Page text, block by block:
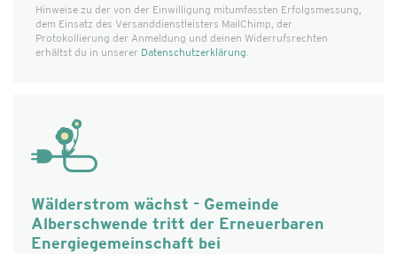
Hinweise zu der von der Einwilligung mitumfassten Erfolgs­messung,
dem Einsatz des Versanddienst­leisters MailChimp, der
Protokollierung der Anmeldung und deinen Widerrufsrechten
erhältst du in unserer Datenschutzerklärung.
Wälderstrom wächst - Gemeinde
Alberschwende tritt der Erneuerbaren
Energiegemeinschaft bei